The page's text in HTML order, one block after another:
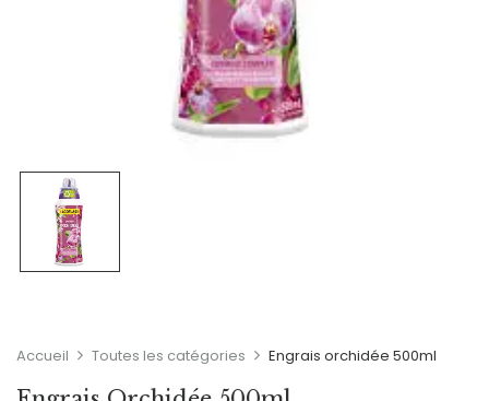
Accueil Toutes les catégories Engrais orchidée 500ml